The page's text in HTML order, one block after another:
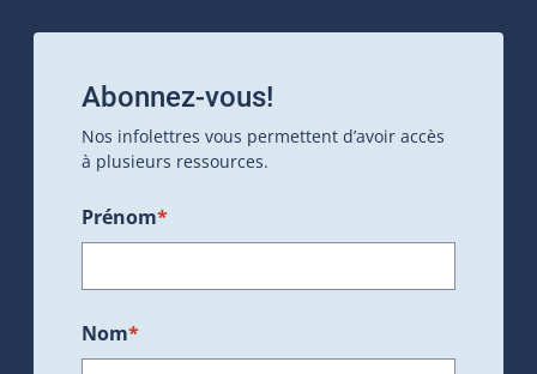
Abonnez-vous!
Nos infolettres vous permettent d’avoir accès
à plusieurs ressources.
Prénom*
Nom*